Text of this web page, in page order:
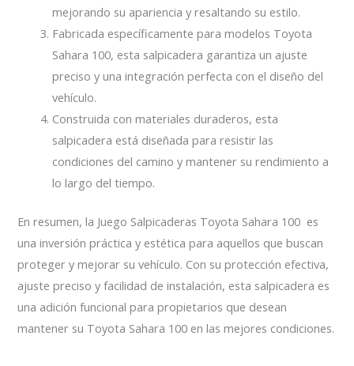
mejorando su apariencia y resaltando su estilo.
Fabricada específicamente para modelos Toyota
Sahara 100, esta salpicadera garantiza un ajuste
preciso y una integración perfecta con el diseño del
vehículo.
Construida con materiales duraderos, esta
salpicadera está diseñada para resistir las
condiciones del camino y mantener su rendimiento a
lo largo del tiempo.
En resumen, la Juego Salpicaderas Toyota Sahara 100 es
una inversión práctica y estética para aquellos que buscan
proteger y mejorar su vehículo. Con su protección efectiva,
ajuste preciso y facilidad de instalación, esta salpicadera es
una adición funcional para propietarios que desean
mantener su Toyota Sahara 100 en las mejores condiciones.